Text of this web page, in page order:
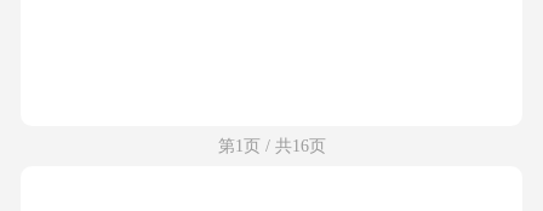
第1页 / 共16页